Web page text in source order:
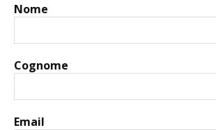
Nome
Cognome
Email